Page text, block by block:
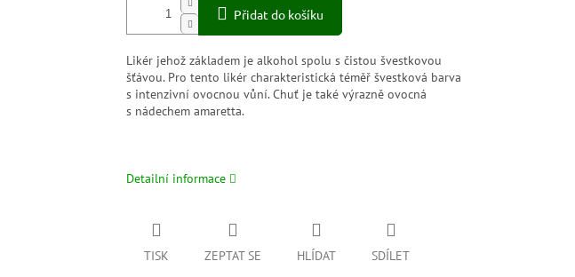
Přidat do košíku
Likér jehož základem je alkohol spolu s čistou švestkovou
šťávou. Pro tento likér charakteristická téměř švestková barva
s intenzivní ovocnou vůní. Chuť je také výrazně ovocná
s nádechem amaretta.
Detailní informace
TISK ZEPTAT SE HLÍDAT SDÍLET